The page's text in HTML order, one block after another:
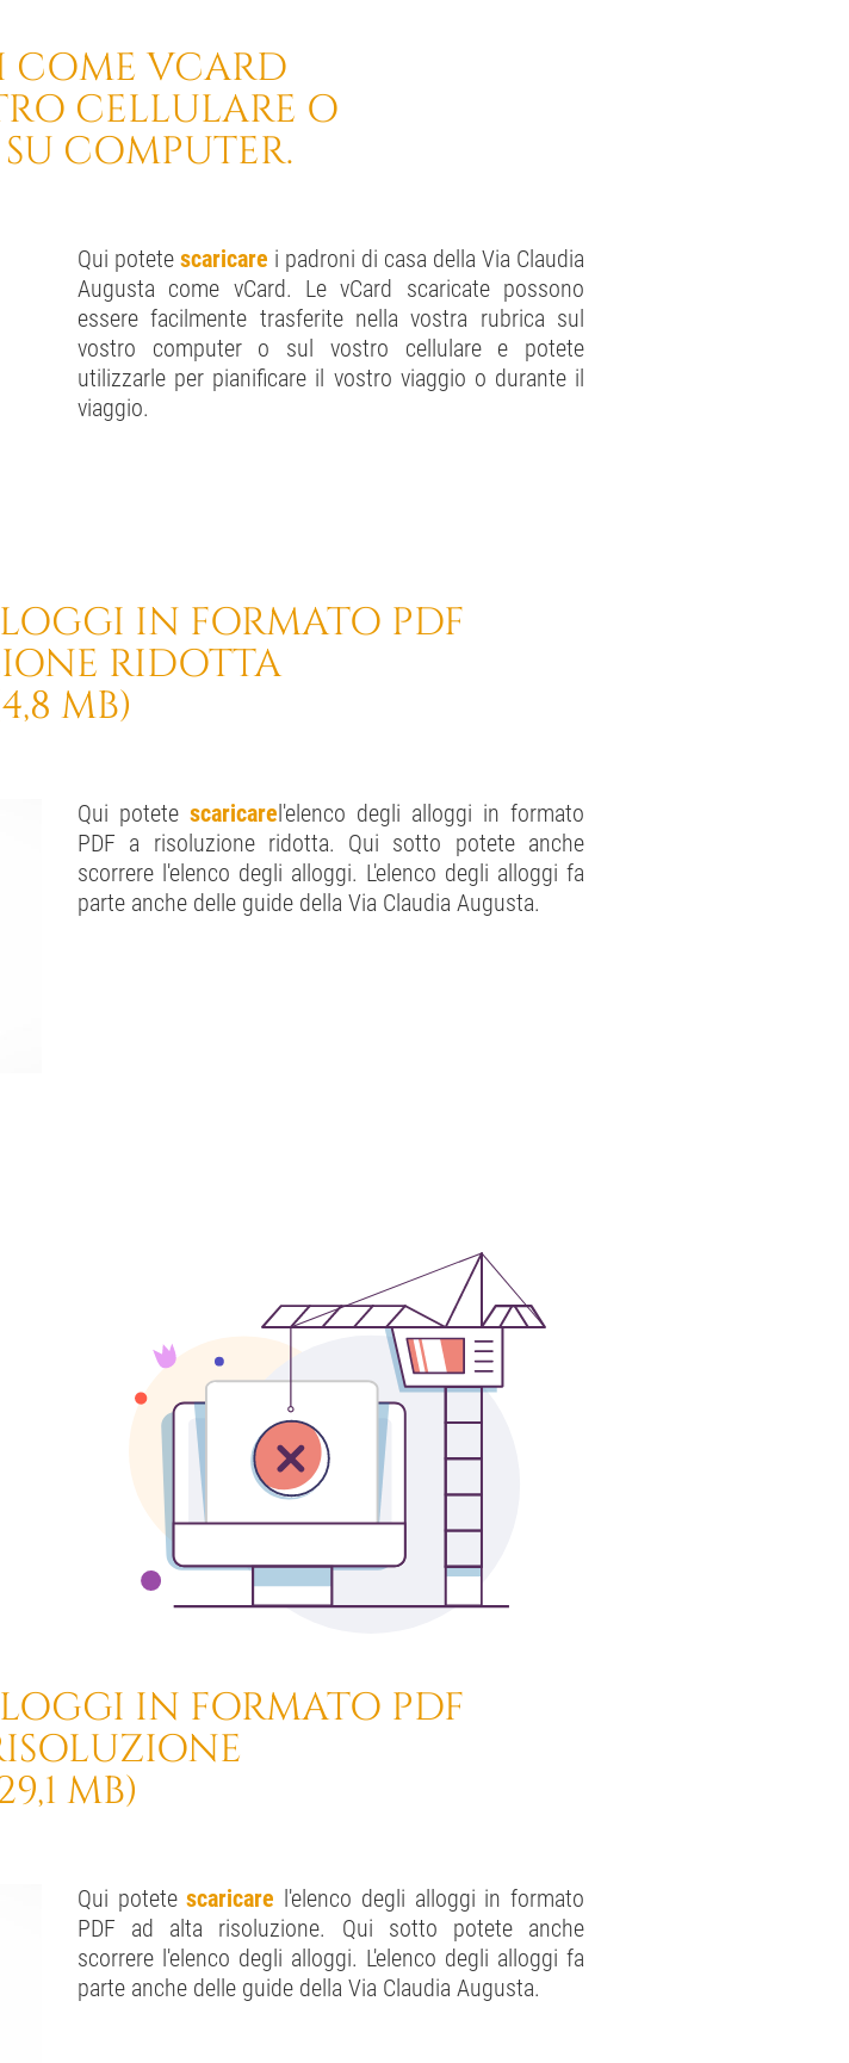
COME VCARD
CELLULARE O
COMPUTER.
Qui potete scaricare i padroni di casa della Via Claudia
Augusta come vCard. Le vCard scaricate possono
essere facilmente trasferite nella vostra rubrica sul
vostro computer o sul vostro cellulare e potete
utilizzarle per pianificare il vostro viaggio o durante il
viaggio.
IN FORMATO PDF
RIDOTTA
MB)
Qui potete scaricare l'elenco degli alloggi in formato
PDF a risoluzione ridotta. Qui sotto potete anche
scorrere l'elenco degli alloggi. L'elenco degli alloggi fa
parte anche delle guide della Via Claudia Augusta.
IN FORMATO PDF
MB)
Qui potetescaricare
l'elenco degli alloggi in formato
PDF ad alta risoluzione. Qui sotto potete anche
scorrere l'elenco degli alloggi. L'elenco degli alloggi fa
parte anche delle guide della Via Claudia Augusta.